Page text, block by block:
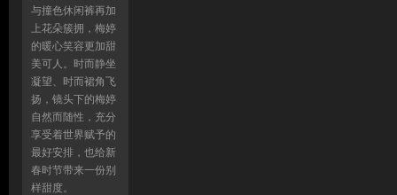
与撞色休闲裤再加
上花朵簇拥，梅婷
的暖心笑容更加甜
美可人。时而静坐
凝望、时而裙角飞
扬，镜头下的梅婷
自然而随性，充分
享受着世界赋予的
最好安排，也给新
春时节带来一份别
样甜度。